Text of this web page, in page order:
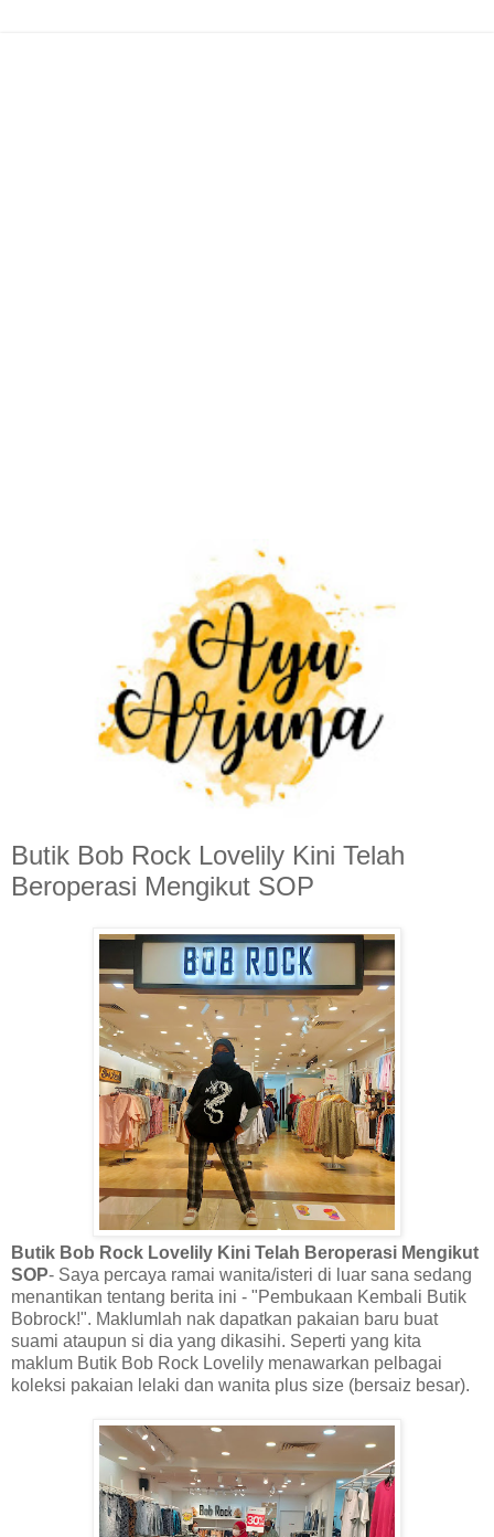
Butik Bob Rock Lovelily Kini Telah
Beroperasi Mengikut SOP
Butik Bob Rock Lovelily Kini Telah Beroperasi Mengikut
SOP- Saya percaya ramai wanita/isteri di luar sana sedang
menantikan tentang berita ini - "Pembukaan Kembali Butik
Bobrock!". Maklumlah nak dapatkan pakaian baru buat
suami ataupun si dia yang dikasihi. Seperti yang kita
maklum Butik Bob Rock Lovelily menawarkan pelbagai
koleksi pakaian lelaki dan wanita plus size (bersaiz besar).